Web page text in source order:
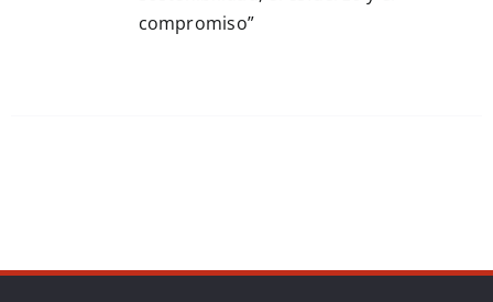
compromiso”